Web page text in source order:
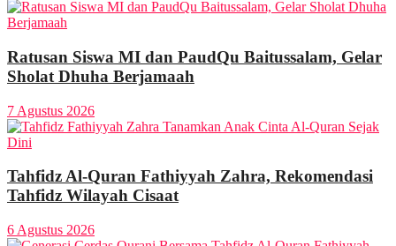
Ratusan Siswa MI dan PaudQu Baitussalam, Gelar
Sholat Dhuha Berjamaah
7 Agustus 2026
Tahfidz Al-Quran Fathiyyah Zahra, Rekomendasi
Tahfidz Wilayah Cisaat
6 Agustus 2026